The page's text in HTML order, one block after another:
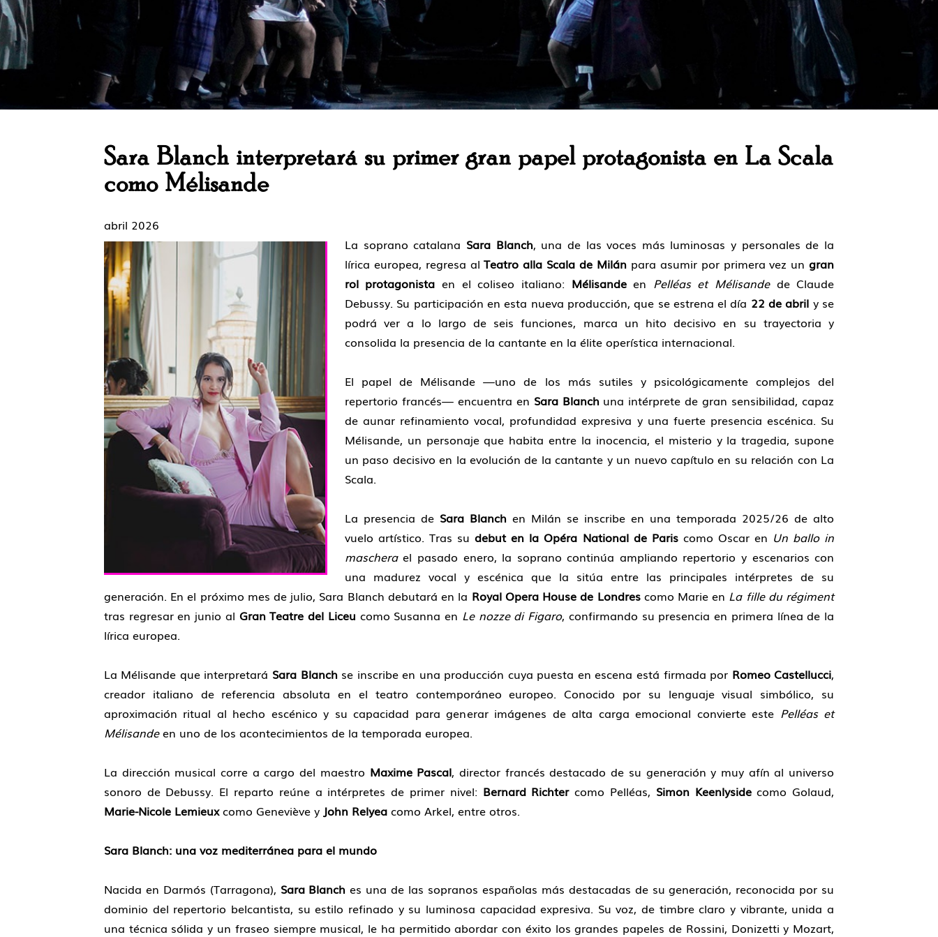
Sara Blanch interpretará su primer gran papel protagonista en La Scala
como Mélisande
abril 2026
La soprano catalana Sara Blanch, una de las voces más luminosas y personales de la
lírica europea, regresa alTeatro alla Scala de Milánpara asumir por primera vez ungran
rol protagonista en el coliseo italiano: Mélisandeen Pelléas et Mélisandede Claude
Debussy. Su participación en esta nueva producción, que se estrena el día 22 de abril y se
podrá ver a lo largo de seis funciones, marca un hito decisivo en su trayectoria y
consolida la presencia de la cantante en la élite operística internacional.
El papel de Mélisande —uno de los más sutiles y psicológicamente complejos del
repertorio francés— encuentra en Sara Blanchuna intérprete de gran sensibilidad, capaz
de aunar refinamiento vocal, profundidad expresiva y una fuerte presencia escénica. Su
Mélisande, un personaje que habita entre la inocencia, el misterio y la tragedia, supone
un paso decisivo en la evolución de la cantante y un nuevo capítulo en su relación con La
Scala.
La presencia de Sara Blanchen Milán se inscribe en una temporada 2025/26 de alto
vuelo artístico. Tras sudebut en la Opéra National de Pariscomo Oscar en Un ballo in
mascherael pasado enero, la soprano continúa ampliando repertorio y escenarios con
una madurez vocal y escénica que la sitúa entre las principales intérpretes de su
generación. En el próximo mes de julio, Sara Blanch debutará en la Royal Opera House de Londrescomo Marie en La fille du régiment
tras regresar en junio al Gran Teatre del Liceu como Susanna en Le nozze di Figaro, confirmando su presencia en primera línea de la
lírica europea.
La Mélisande que interpretará Sara Blanchse inscribe en una producción cuya puesta en escena está firmada por Romeo Castellucci,
creador italiano de referencia absoluta en el teatro contemporáneo europeo. Conocido por su lenguaje visual simbólico, su
aproximación ritual al hecho escénico y su capacidad para generar imágenes de alta carga emocional convierte este Pelléas et
Mélisandeen uno de los acontecimientos de la temporada europea.
La dirección musical corre a cargo del maestro Maxime Pascal, director francés destacado de su generación y muy afín al universo
sonoro de Debussy. El reparto reúne a intérpretes de primer nivel: Bernard Richtercomo Pelléas, Simon Keenlysidecomo Golaud,
Marie-Nicole Lemieuxcomo Geneviève y John Relyeacomo Arkel, entre otros.
Sara Blanch: una voz mediterránea para el mundo
Nacida en Darmós (Tarragona), Sara Blanch es una de las sopranos españolas más destacadas de su generación, reconocida por su
dominio del repertorio belcantista, su estilo refinado y su luminosa capacidad expresiva. Su voz, de timbre claro y vibrante, unida a
una técnica sólida y un fraseo siempre musical, le ha permitido abordar con éxito los grandes papeles de Rossini, Donizetti y Mozart,